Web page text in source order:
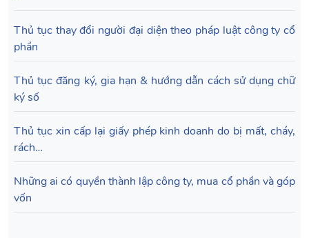
Thủ tục thay đổi người đại diện theo pháp luật công ty cổ
phần
Thủ tục đăng ký, gia hạn & hướng dẫn cách sử dụng chữ
ký số
Thủ tục xin cấp lại giấy phép kinh doanh do bị mất, cháy,
rách…
Những ai có quyền thành lập công ty, mua cổ phần và góp
vốn